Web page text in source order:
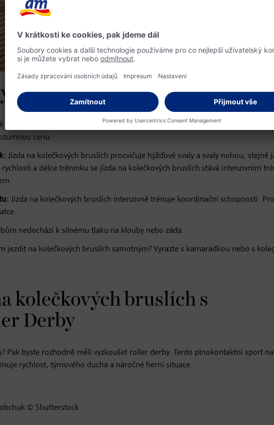
bruslích má těchto pět
kolečkových bruslí potřebujete také helmu, chrániče loktů, kolen a rukou.
cenu.
Jízda na kolečkových bruslích procvičuje hýžďové svaly a svaly nohou, stejně
a délce tréninku se jízda na kolečkových bruslích stává intenzivním
Jízda na kolečkových bruslích intenzivně trénuje koordinační schopnosti.
nedochází k silnému tlaku na klouby nebo záda.
jezdit na kolečkových bruslích samotným? Vyrazte s kamarádkou nebo s
kolečkových bruslích s
Derby
Pak byste rozhodně měli vyzkoušet roller derby. Tento plnokontaktní sport na
rychlost, týmového ducha a náročné herní situace.
© Shutterstock